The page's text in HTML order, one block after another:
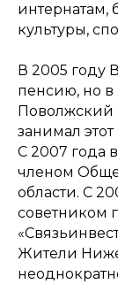
культуры,
В 2005
пенсию, но в
Поволжский
занимал
С 2007 года
членом
области. С
советником
Жители